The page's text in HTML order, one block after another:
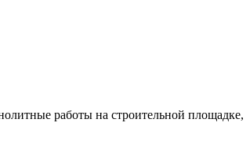
работы на строительной площадке,